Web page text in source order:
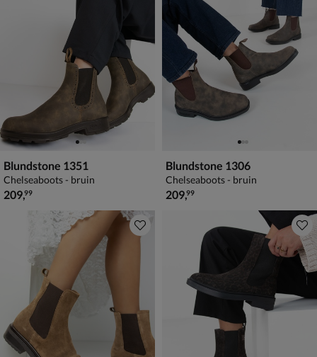
Blundstone 1351
Chelseaboots - bruin
€ 209,99
209,99
Blundstone 1306
Chelseaboots - bruin
€ 209,99
209,99